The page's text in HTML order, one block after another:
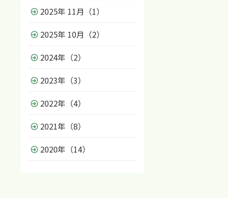
2025年 11月（1）
2025年 10月（2）
2024年（2）
2023年（3）
2022年（4）
2021年（8）
2020年（14）